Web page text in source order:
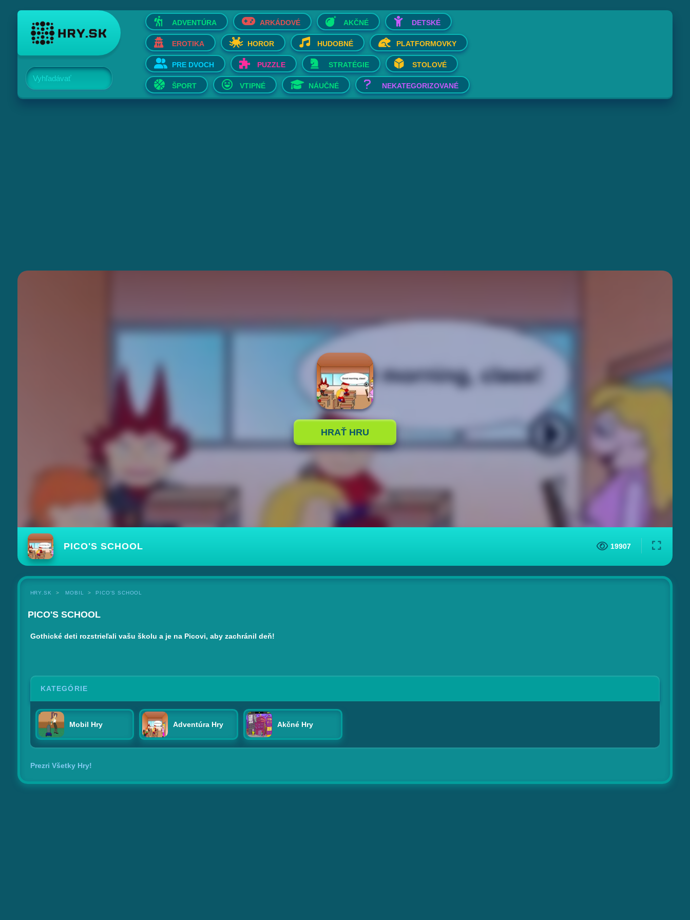
Vyhľadávať
ADVENTÚRA ARKÁDOVÉ AKČNÉ DETSKÉ
EROTIKA HOROR HUDOBNÉ PLATFORMOVKY
PRE DVOCH PUZZLE STRATÉGIE STOLOVÉ
ŠPORT VTIPNÉ NÁUČNÉ NEKATEGORIZOVANÉ
HRAŤ HRU
PICO'S SCHOOL 19907
HRY.SK MOBIL PICO'S SCHOOL
PICO'S SCHOOL
Gothické deti rozstrieľali vašu školu a je na Picovi, aby zachránil deň!
KATEGÓRIE
Mobil Hry Adventúra Hry Akčné Hry
Prezri Všetky Hry!